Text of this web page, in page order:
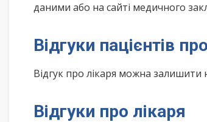
даними або на сайті медичного
Відгуки пацієнтів
Відгук про лікаря можна залишити
Відгуки про лікаря